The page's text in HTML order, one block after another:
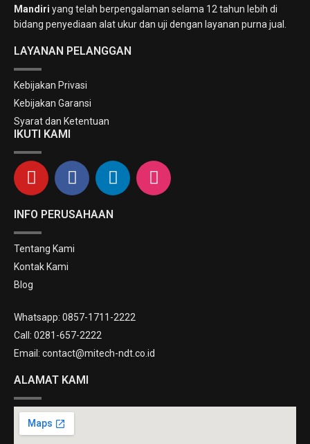
Mandiri yang telah berpengalaman selama 12 tahun lebih di
bidang penyediaan alat ukur dan uji dengan layanan purna jual.
LAYANAN PELANGGAN
Kebijakan Privasi
Kebijakan Garansi
Syarat dan Ketentuan
IKUTI KAMI
INFO PERUSAHAAN
Tentang Kami
Kontak Kami
Blog
Whatsapp: 0857-1711-2222
Call: 0281-657-2222
Email: contact@mitech-ndt.co.id
ALAMAT KAMI